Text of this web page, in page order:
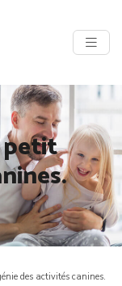
petit
des activités canines.